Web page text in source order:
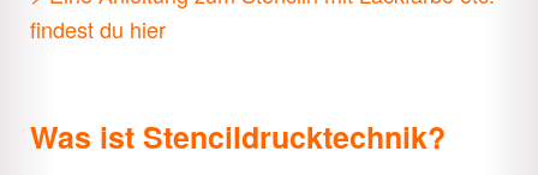
Recherchen
Do it yourself
findest du hier
Was ist Stencildrucktechnik?